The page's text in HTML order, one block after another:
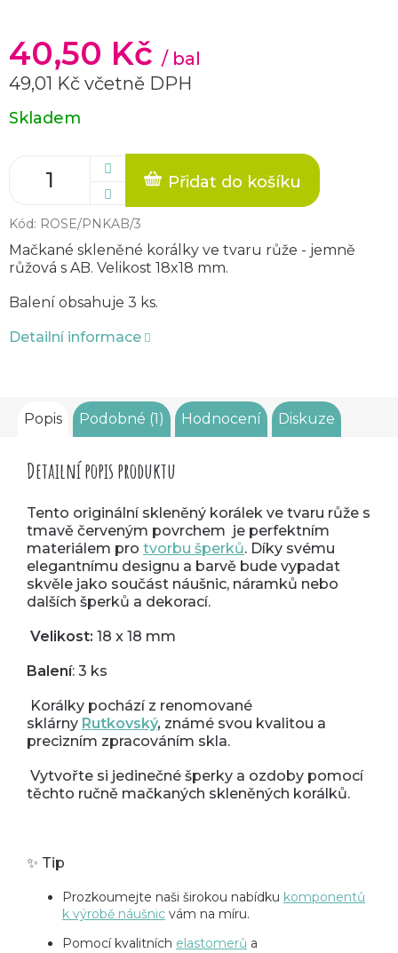
40,50 Kč / bal
49,01 Kč včetně DPH
Měrná
cena:
Skladem
Přidat do košíku
Kód: ROSE/PNKAB/3
Mačkané skleněné korálky ve tvaru růže - jemně
růžová s AB. Velikost 18x18 mm.
Balení obsahuje 3 ks.
Detailní informace
Popis Podobné (1) Hodnocení Diskuze
Detailní popis produktu
Tento originální skleněný korálek ve tvaru růže s
tmavě červeným povrchem je perfektním
materiálem pro tvorbu šperků. Díky svému
elegantnímu designu a barvě bude vypadat
skvěle jako součást náušnic, náramků nebo
dalších šperků a dekorací.
Velikost: 18 x 18 mm
Balení: 3 ks
Korálky pochází z renomované
sklárny Rutkovský, známé svou kvalitou a
precizním zpracováním skla.
Vytvořte si jedinečné šperky a ozdoby pomocí
těchto ručně mačkaných skleněných korálků.
✨ Tip
Prozkoumejte naši širokou nabídku komponentů
k výrobě náušnic vám na míru.
Pomocí kvalitních elastomerů a